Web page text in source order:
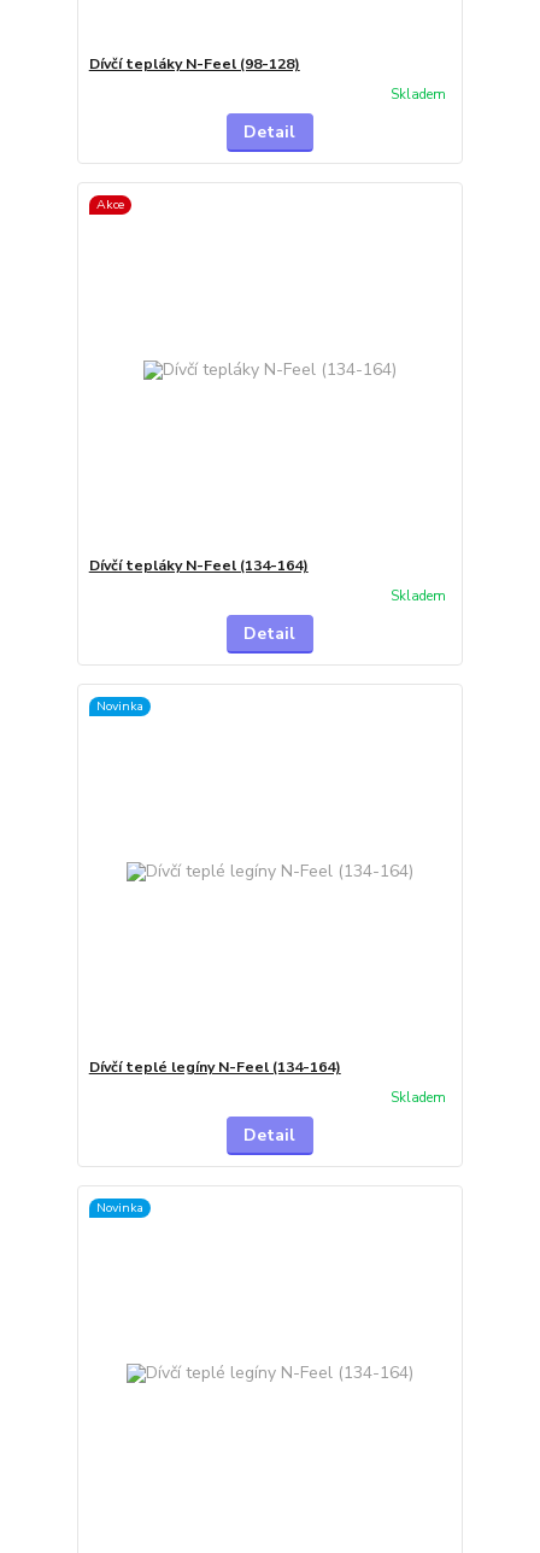
Dívčí tepláky N-Feel (98-128)
Skladem
Detail
Akce
Dívčí tepláky N-Feel (134-164)
Skladem
Detail
Novinka
Dívčí teplé legíny N-Feel (134-164)
Skladem
Detail
Novinka